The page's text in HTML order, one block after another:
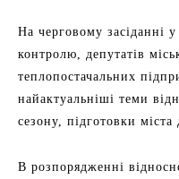
На черговому засіданні у
контролю, депутатів
теплопостачальних
найактуальніші теми
сезону, підготовки міста
В розпорядженні